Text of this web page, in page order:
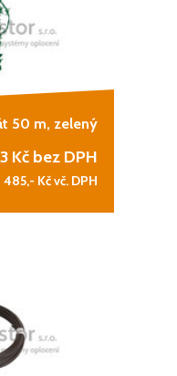
50 m, zelený
Kč bez DPH
485,- Kč vč. DPH